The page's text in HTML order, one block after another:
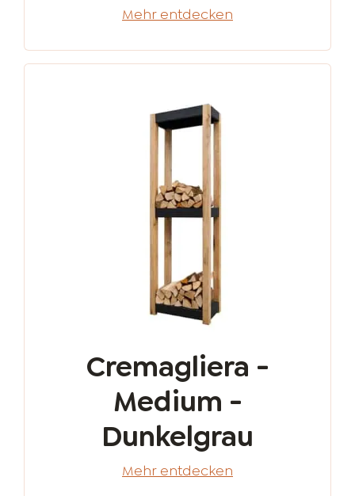
Mehr entdecken
Cremagliera -
Medium -
Dunkelgrau
Mehr entdecken